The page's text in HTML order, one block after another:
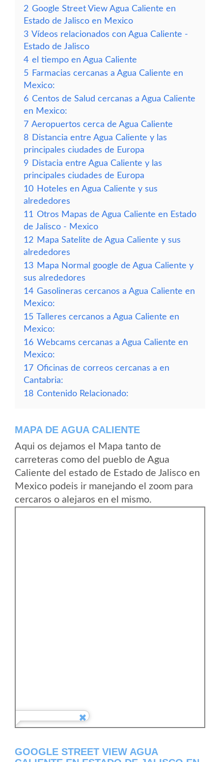
2 Google Street View Agua Caliente en
Estado de Jalisco en Mexico
3 Vídeos relacionados con Agua Caliente -
Estado de Jalisco
4 el tiempo en Agua Caliente
5 Farmacias cercanas a Agua Caliente en
Mexico:
6 Centos de Salud cercanas a Agua Caliente
en Mexico:
7 Aeropuertos cerca de Agua Caliente
8 Distancia entre Agua Caliente y las
principales ciudades de Europa
9 Distacia entre Agua Caliente y las
principales ciudades de Europa
10 Hoteles en Agua Caliente y sus
alrededores
11 Otros Mapas de Agua Caliente en Estado
de Jalisco - Mexico
12 Mapa Satelite de Agua Caliente y sus
alrededores
13 Mapa Normal google de Agua Caliente y
sus alrededores
14 Gasolineras cercanos a Agua Caliente en
Mexico:
15 Talleres cercanos a Agua Caliente en
Mexico:
16 Webcams cercanas a Agua Caliente en
Mexico:
17 Oficinas de correos cercanas a en
Cantabria:
18 Contenido Relacionado:
MAPA DE AGUA CALIENTE
Aqui os dejamos el Mapa tanto de
carreteras como del pueblo de Agua
Caliente del estado de Estado de Jalisco en
Mexico podeis ir manejando el zoom para
cercaros o alejaros en el mismo.
GOOGLE STREET VIEW AGUA